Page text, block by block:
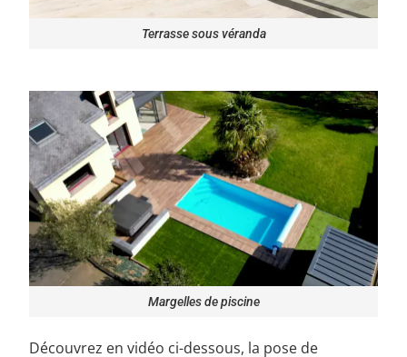
Terrasse sous véranda
Margelles de piscine
Découvrez en vidéo ci-dessous, la pose de